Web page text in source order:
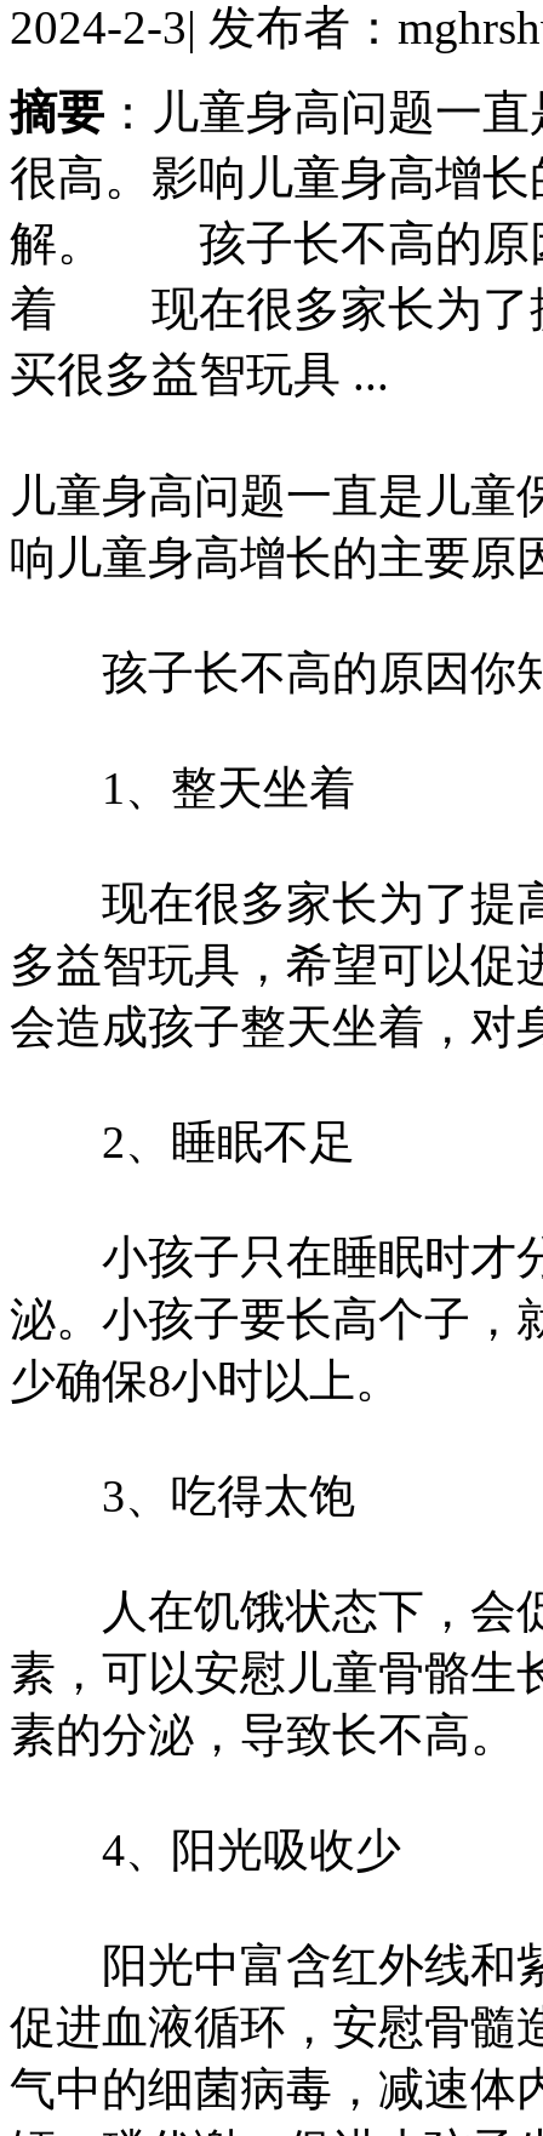
2024-2-3| 发布者：
摘要 ：儿童身高问题一
很高。影响儿童身高增
解。 孩子长不高的
着 现在很多家长为了
买很多益智玩具 ...
儿童身高问题一直是儿童
响儿童身高增长的主要原
孩子长不高的原因你
1、整天坐着
现在很多家长为了提
多益智玩具，希望可以促
会造成孩子整天坐着，对
2、睡眠不足
小孩子只在睡眠时才
泌。小孩子要长高个子，
少确保8小时以上。
3、吃得太饱
人在饥饿状态下，会
素，可以安慰儿童骨骼生
素的分泌，导致长不高。
4、阳光吸收少
阳光中富含红外线和
促进血液循环，安慰骨髓
气中的细菌病毒，减速体